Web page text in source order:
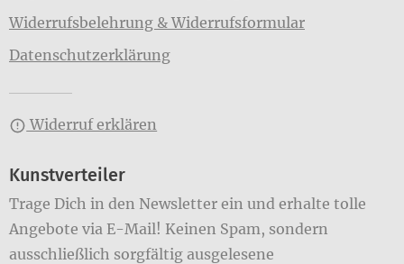
Widerrufsbelehrung & Widerrufsformular
Datenschutzerklärung
Widerruf erklären
Kunstverteiler
Trage Dich in den Newsletter ein und erhalte tolle
Angebote via E-Mail! Keinen Spam, sondern
ausschließlich sorgfältig ausgelesene